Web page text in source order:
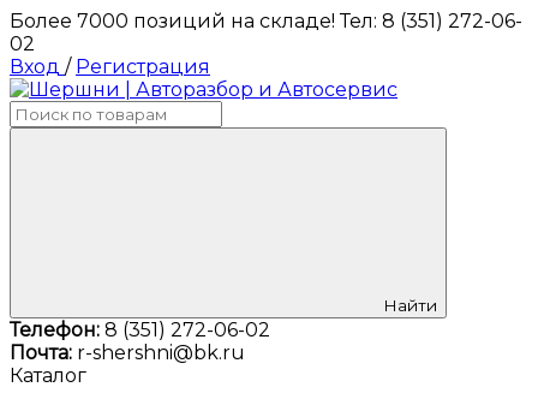
Более 7000 позиций на складе! Тел: 8 (351) 272-06-
02
Вход / Регистрация
Найти
Телефон: 8 (351) 272-06-02
Почта: r-shershni@bk.ru
Каталог